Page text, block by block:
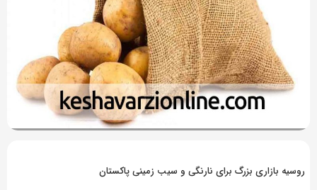
روسیه بازاری بزرگ برای نارنگی و سیب زمینی پاکستان